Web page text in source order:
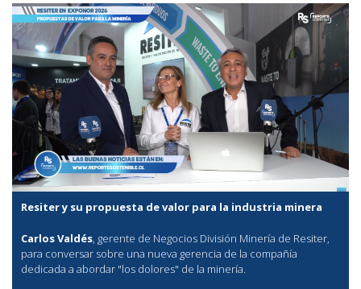
Resiter y su propuesta de valor para la industria minera
Carlos Valdés, gerente de Negocios División Minería de Resiter,
para conversar sobre una nueva gerencia de la compañía
dedicada a abordar "los dolores" de la minería.